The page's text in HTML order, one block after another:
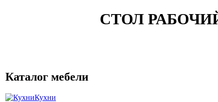
СТОЛ
Каталог мебели
Кухни